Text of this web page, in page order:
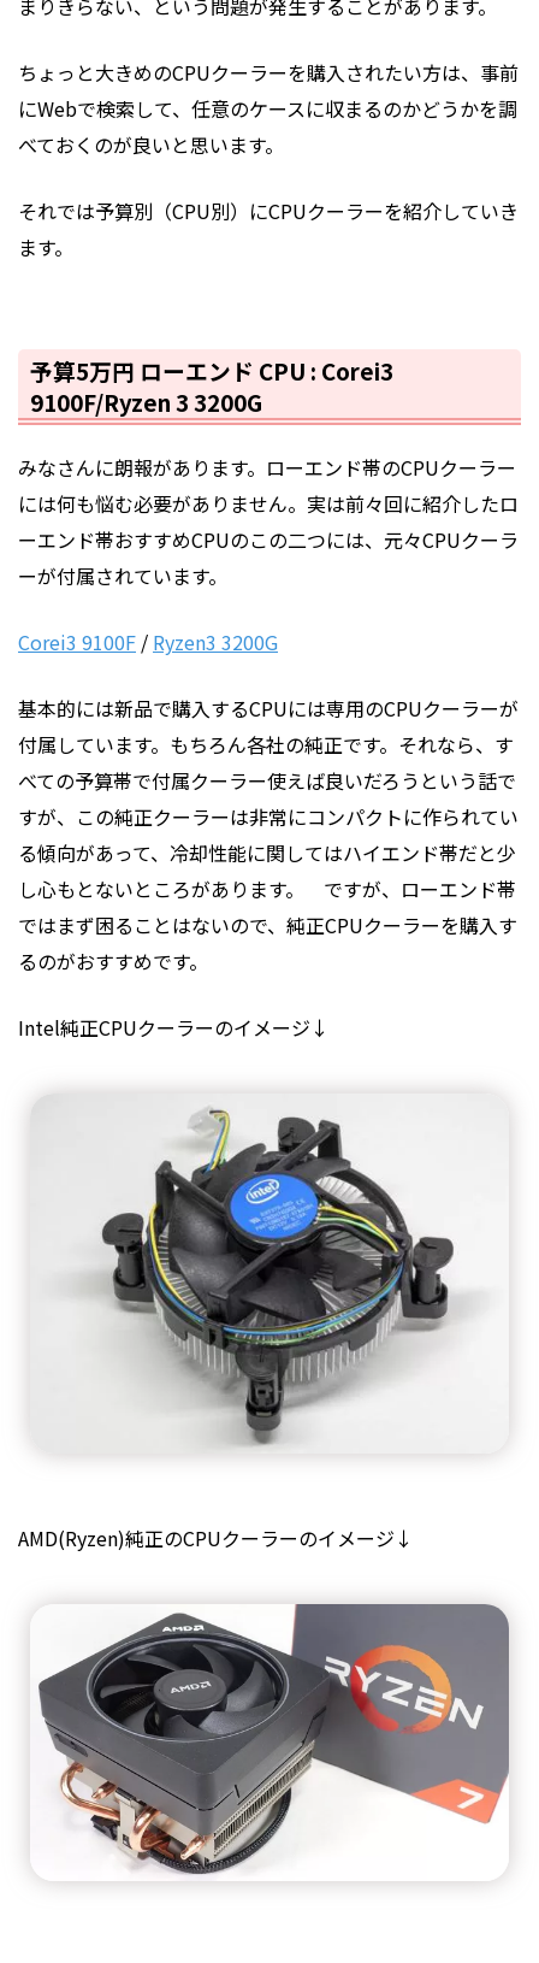
まりきらない、という問題が発生することがあります。
ちょっと大きめのCPUクーラーを購入されたい方は、事前
にWebで検索して、任意のケースに収まるのかどうかを調
べておくのが良いと思います。
それでは予算別（CPU別）にCPUクーラーを紹介していき
ます。
予算5万円 ローエンド CPU : Corei3
9100F/Ryzen 3 3200G
みなさんに朗報があります。ローエンド帯のCPUクーラー
には何も悩む必要がありません。実は前々回に紹介したロ
ーエンド帯おすすめCPUのこの二つには、元々CPUクーラ
ーが付属されています。
Corei3 9100F / Ryzen3 3200G
基本的には新品で購入するCPUには専用のCPUクーラーが
付属しています。もちろん各社の純正です。それなら、す
べての予算帯で付属クーラー使えば良いだろうという話で
すが、この純正クーラーは非常にコンパクトに作られてい
る傾向があって、冷却性能に関してはハイエンド帯だと少
し心もとないところがあります。 ですが、ローエンド帯
ではまず困ることはないので、純正CPUクーラーを購入す
るのがおすすめです。
Intel純正CPUクーラーのイメージ↓
AMD(Ryzen)純正のCPUクーラーのイメージ↓